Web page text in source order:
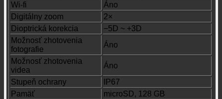
Wi-fi
Áno
Digitálny zoom
2×
Dioptrická korekcia
−5D ~ +3D
Možnosť zhotovenia
fotografie
Áno
Možnosť zhotovenia
videa
Áno
Stupeň ochrany
IP67
Pamäť
microSD, 128 GB